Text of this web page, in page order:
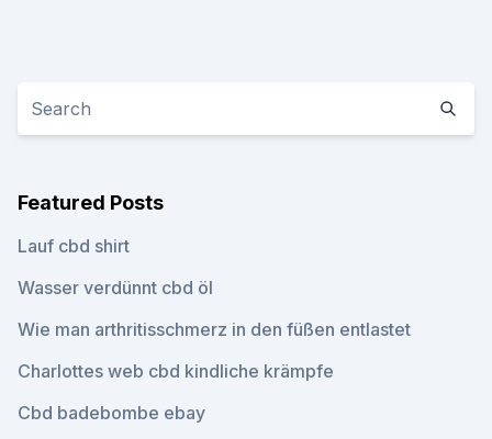
Featured Posts
Lauf cbd shirt
Wasser verdünnt cbd öl
Wie man arthritisschmerz in den füßen entlastet
Charlottes web cbd kindliche krämpfe
Cbd badebombe ebay